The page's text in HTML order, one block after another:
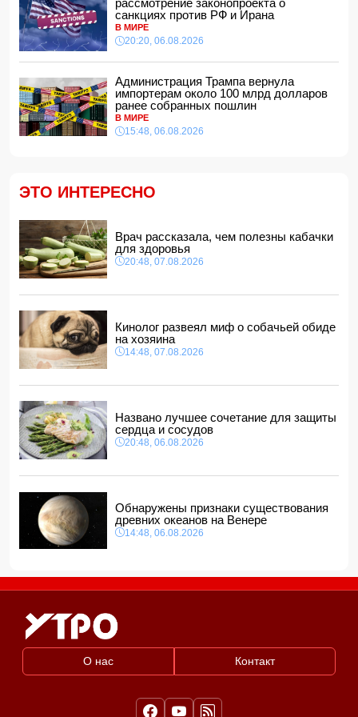
Ужасающие подробности убийства мужа и жены в
Тертерском районе
14:28, 07.08.2026
14:14, 07.08.2026
Сына Абеля Магеррамова отозвали от должности посла
14:10, 07.08.2026
14:04, 07.08.2026
дипломатами
14:00, 07.08.2026
Прогноз погоды в Азербайджане на 8 августа
12:48, 07.08.2026
В Азербайджане ищут сотрудников с зарплатой до 10
12:40, 07.08.2026
рассмотрение законопроекта о
санкциях против РФ и Ирана
В МИРЕ
20:20, 06.08.2026
Администрация Трампа вернула
импортерам около 100 млрд долларов
ранее собранных пошлин
В МИРЕ
15:48, 06.08.2026
ЭТО ИНТЕРЕСНО
Врач рассказала, чем полезны кабачки
для здоровья
20:48, 07.08.2026
Кинолог развеял миф о собачьей обиде
на хозяина
14:48, 07.08.2026
Названо лучшее сочетание для защиты
сердца и сосудов
20:48, 06.08.2026
Обнаружены признаки существования
древних океанов на Венере
14:48, 06.08.2026
О нас Контакт